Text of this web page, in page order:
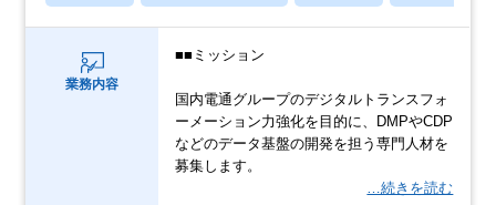
業務内容
■■ミッション
国内電通グループのデジタルトランスフォ
ーメーション力強化を目的に、DMPやCDP
などのデータ基盤の開発を担う専門人材を
募集します。
…続きを読む